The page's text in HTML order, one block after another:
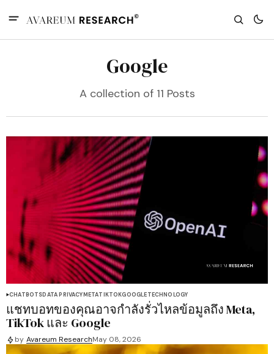
Google
A collection of 11 Posts
CHATBOTSDATA PRIVACYMETATIKTOKGOOGLETECHNOLOGY
แชทบอทของคุณอาจกำลังรั่วไหลข้อมูลถึง Meta,
TikTok และ Google
by Avareum ResearchMay 08, 2026